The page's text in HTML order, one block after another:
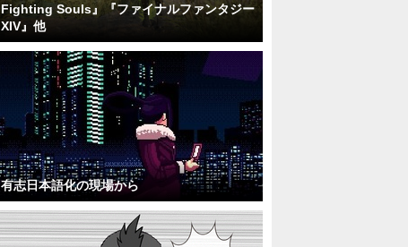
Fighting Souls』『ファイナルファンタジー
XIV』他
有志日本語化の現場から